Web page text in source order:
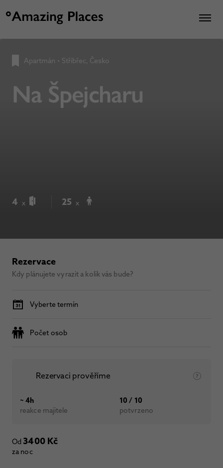
Apartmán • Stříbřec, Česko
Na Špejcharu
4 x 25 x
Rezervace
Kdy plánujete vyrazit a kolik vás bude?
Vyberte termín
Počet osob
Rezervaci prověříme
~ 4h
reakce majitele
10 / 10
potvrzeno
Od 3400 Kč
za noc